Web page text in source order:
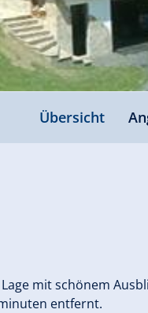
Übersicht
mit schönem
entfernt.